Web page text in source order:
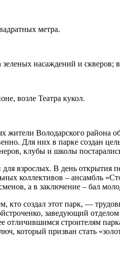
метра.
насаждений и скверов;
возле Театра кукол.
жители Володарского района
Для них в парке создан
клубы и школы постарались
взрослых. В день открытия
коллективов – ансамбль
а в заключение – бал
кто создал этот парк, —
заведующий
строителям
который призван стать